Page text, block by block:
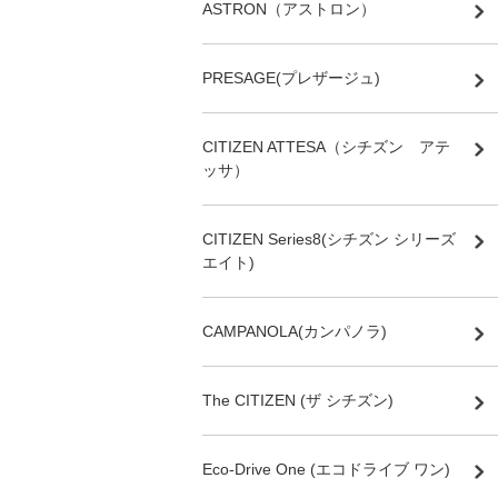
ASTRON（アストロン）
PRESAGE(プレザージュ)
CITIZEN ATTESA（シチズン アテ
ッサ）
CITIZEN Series8(シチズン シリーズ
エイト)
CAMPANOLA(カンパノラ)
The CITIZEN (ザ シチズン)
Eco-Drive One (エコドライブ ワン)